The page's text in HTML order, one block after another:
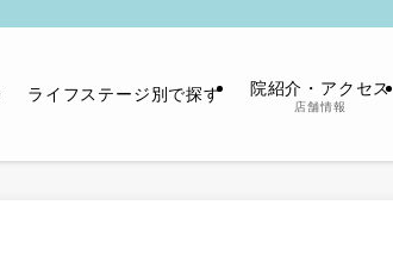
ライフステージ別で探す 院紹介・アクセス
店舗情報